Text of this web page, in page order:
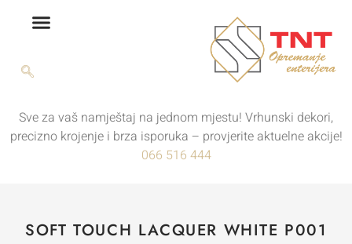
Sve za vaš namještaj na jednom mjestu! Vrhunski dekori,
precizno krojenje i brza isporuka – provjerite aktuelne akcije!
066 516 444
SOFT TOUCH LACQUER WHITE P001